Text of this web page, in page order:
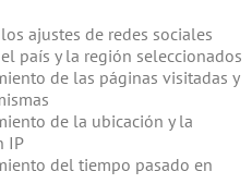
ajustes de redes sociales
país y la región seleccionados
de las páginas visitadas y
de la ubicación y la
IP
del tiempo pasado en